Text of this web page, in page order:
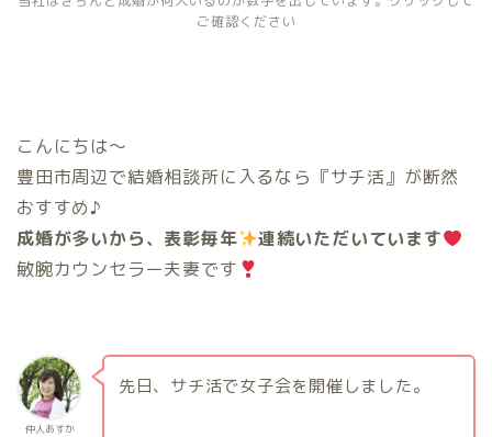
ご確認ください
こんにちは〜
豊田市周辺で結婚相談所に入るなら『サチ活』が断然
おすすめ♪
成婚が多いから、表彰毎年
連続いただいています
敏腕カウンセラー夫妻です
仲人あすか
先日、サチ活で女子会を開催しました。